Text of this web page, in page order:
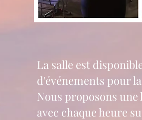
La salle est
d'événements pour
Nous proposons
avec chaque heure